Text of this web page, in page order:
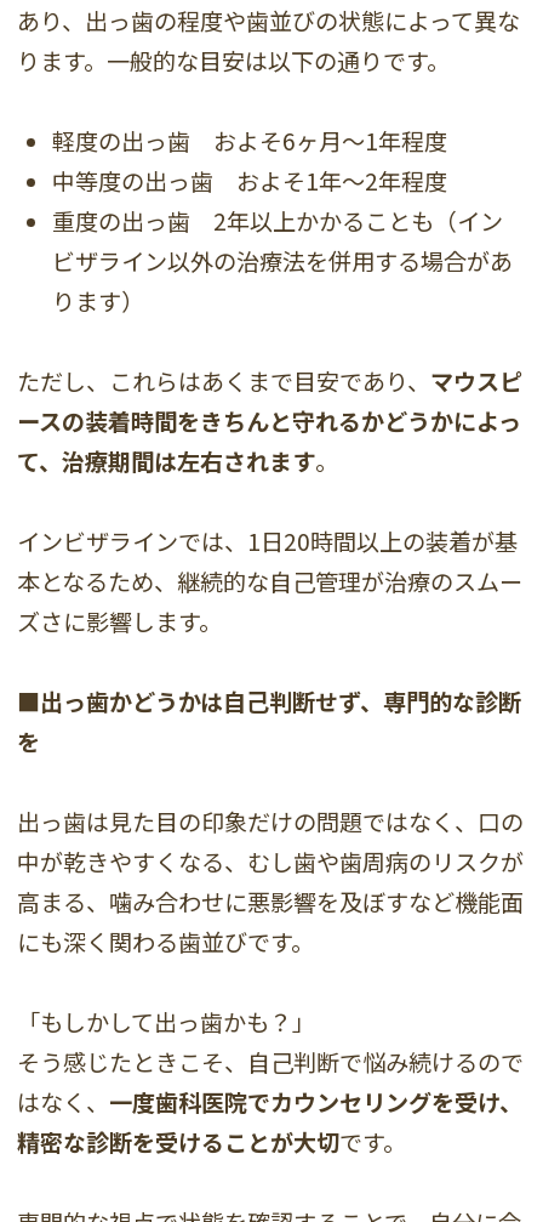
あり、出っ歯の程度や歯並びの状態によって異な
ります。一般的な目安は以下の通りです。
軽度の出っ歯 およそ6ヶ月〜1年程度
中等度の出っ歯 およそ1年〜2年程度
重度の出っ歯 2年以上かかることも（イン
ビザライン以外の治療法を併用する場合があ
ります）
ただし、これらはあくまで目安であり、 マウスピ
ースの装着時間をきちんと守れるかどうかによっ
て、治療期間は左右されます。
インビザラインでは、1日20時間以上の装着が基
本となるため、継続的な自己管理が治療のスムー
ズさに影響します。
■出っ歯かどうかは自己判断せず、専門的な診断
を
出っ歯は見た目の印象だけの問題ではなく、口の
中が乾きやすくなる、むし歯や歯周病のリスクが
高まる、噛み合わせに悪影響を及ぼすなど機能面
にも深く関わる歯並びです。
「もしかして出っ歯かも？」
そう感じたときこそ、自己判断で悩み続けるので
はなく、 一度歯科医院でカウンセリングを受け、
精密な診断を受けることが大切です。